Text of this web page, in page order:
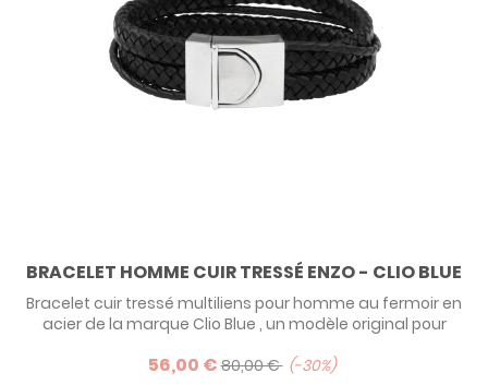
BRACELET HOMME CUIR TRESSÉ ENZO - CLIO BLUE
Bracelet cuir tressé multiliens pour homme au fermoir en
acier de la marque Clio Blue , un modèle original pour
56,00 €80,00 € -30%